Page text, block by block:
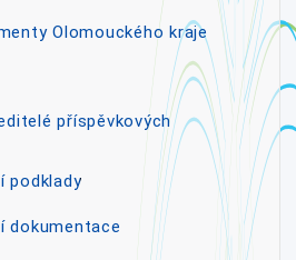
Olomouckého kraje
příspěvkových
podklady
dokumentace